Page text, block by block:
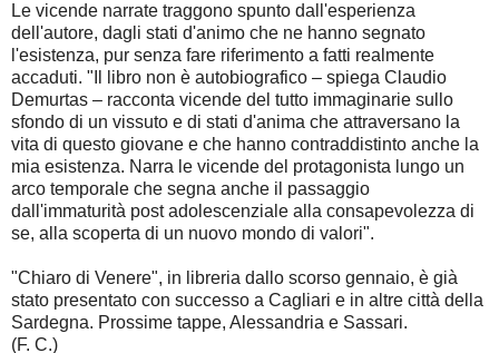
Le vicende narrate traggono spunto dall'esperienza
dell'autore, dagli stati d'animo che ne hanno segnato
l'esistenza, pur senza fare riferimento a fatti realmente
accaduti. "Il libro non è autobiografico – spiega Claudio
Demurtas – racconta vicende del tutto immaginarie sullo
sfondo di un vissuto e di stati d'anima che attraversano la
vita di questo giovane e che hanno contraddistinto anche la
mia esistenza. Narra le vicende del protagonista lungo un
arco temporale che segna anche il passaggio
dall'immaturità post adolescenziale alla consapevolezza di
se, alla scoperta di un nuovo mondo di valori".
"Chiaro di Venere", in libreria dallo scorso gennaio, è già
stato presentato con successo a Cagliari e in altre città della
Sardegna. Prossime tappe, Alessandria e Sassari.
(F. C.)